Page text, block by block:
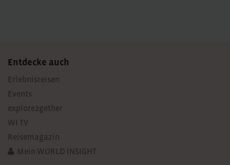
Entdecke auch
Erlebnisreisen
Events
explore2gether
WI TV
Reisemagazin
Mein WORLD INSIGHT